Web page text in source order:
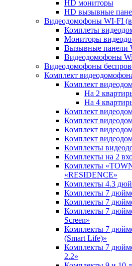
HD мониторы
HD вызывные
Видеодомофоны WI-FI
Комплеты
Мониторы
Вызывные панели
Видеодомофоны
Видеодомофоны
Комплект
Комплект
На 2
На 4
Комплект
Комплект
Комплект
Комплект
Комплекты
Комплекты на 2
Комплекты
«RESIDENCE»
Комплекты 4.3
Комплекты 7
Комплекты 7
Комплекты 7
Screen»
Комплекты 7
(Smart Life)»
Комплекты 7
2.2»